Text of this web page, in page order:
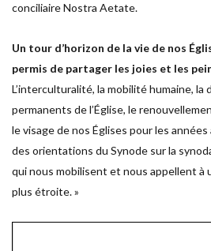
conciliaire Nostra Aetate.
Un tour d’horizon de la vie de nos
permis de partager les joies et les
L’interculturalité, la mobilité humaine, la
permanents de l’Église, le
le visage de nos Églises pour les
des orientations du Synode sur la
qui nous mobilisent et nous appellent à
plus étroite. »